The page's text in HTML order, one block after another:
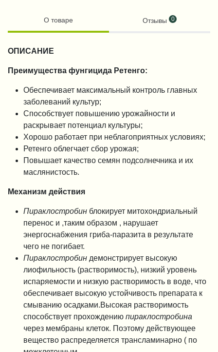
О товаре Отзывы 0
ОПИСАНИЕ
Преимущества фунгицида Ретенго:
Обеспечивает максимальный контроль главных
заболеваний культур;
Способствует повышению урожайности и
раскрывает потенциал культуры;
Хорошо работает при неблагоприятных условиях;
Ретенго облегчает сбор урожая;
Повышает качество семян подсолнечника и их
маслянистость.
Механизм действия
Пираклостробин блокирует митохондриальный
перенос и ,таким образом , нарушает
энергоснабжения гриба-паразита в результате
чего не погибает.
Пираклостробин демонстрирует высокую
лиофильность (растворимость), низкий уровень
испаряемости и низкую растворимость в воде, что
обеспечивает высокую устойчивость препарата к
смыванию осадками.Высокая растворимость
способствует прохождению пираклостробина
через мембраны клеток. Поэтому действующее
вещество распределяется трансламинарно ( по